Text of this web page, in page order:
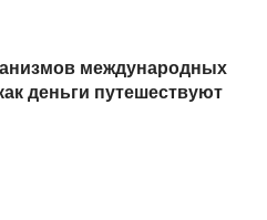
международных
деньги путешествуют